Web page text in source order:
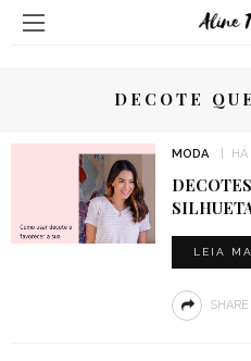
DECOTE
MODA HÁ
LEIA
SHARE